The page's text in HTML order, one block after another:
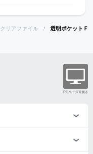
クリアファイル 透明ポケット